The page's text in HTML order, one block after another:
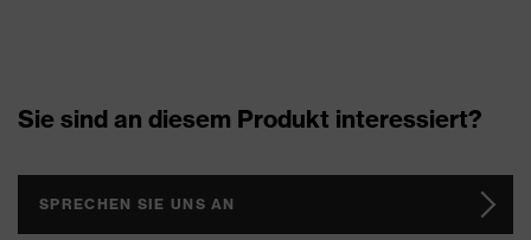
Sie sind an diesem Produkt interessiert?
SPRECHEN SIE UNS AN